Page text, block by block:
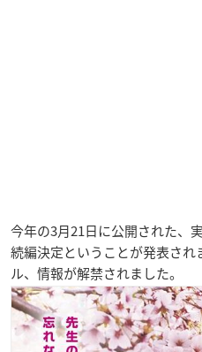
今年の3月21日に公開された、
続編決定ということが発表さ
ル、情報が解禁されました。